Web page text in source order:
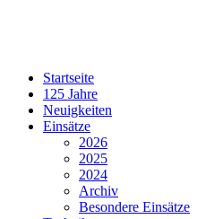
Startseite
125 Jahre
Neuigkeiten
Einsätze
2026
2025
2024
Archiv
Besondere Einsätze